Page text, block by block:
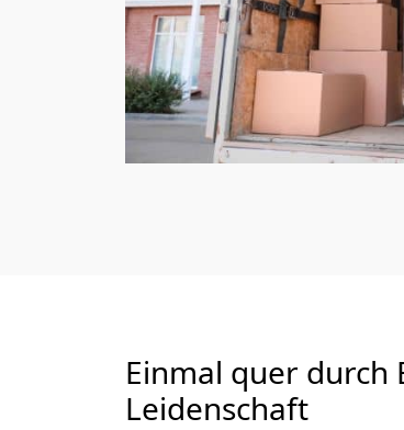
Einmal quer durch
Leidenschaft